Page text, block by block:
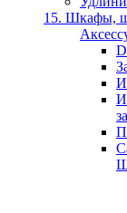
15. Шкафы,